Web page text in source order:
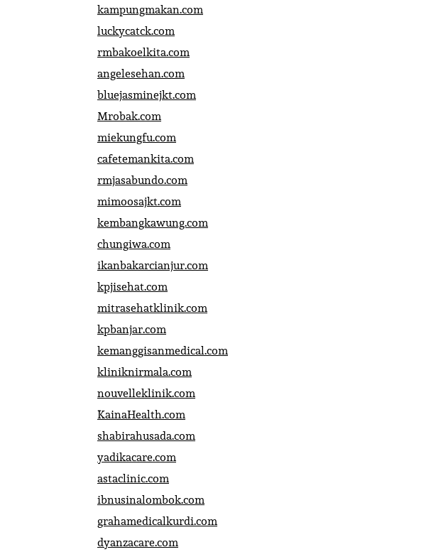
kampungmakan.com
luckycatck.com
rmbakoelkita.com
angelesehan.com
bluejasminejkt.com
Mrobak.com
miekungfu.com
cafetemankita.com
rmjasabundo.com
mimoosajkt.com
kembangkawung.com
chungiwa.com
ikanbakarcianjur.com
kpjisehat.com
mitrasehatklinik.com
kpbanjar.com
kemanggisanmedical.com
kliniknirmala.com
nouvelleklinik.com
KainaHealth.com
shabirahusada.com
yadikacare.com
astaclinic.com
ibnusinalombok.com
grahamedicalkurdi.com
dyanzacare.com